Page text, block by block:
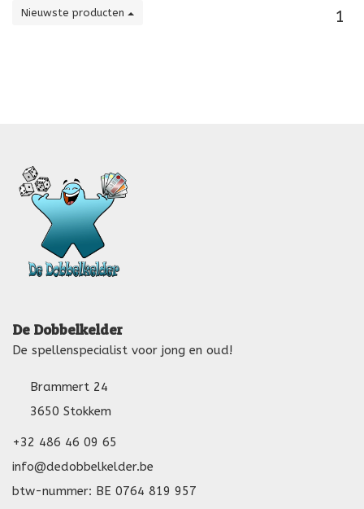
Nieuwste producten 1
De Dobbelkelder
De spellenspecialist voor jong en oud!
Brammert 24
3650 Stokkem
+32 486 46 09 65
info@dedobbelkelder.be
btw-nummer: BE 0764 819 957